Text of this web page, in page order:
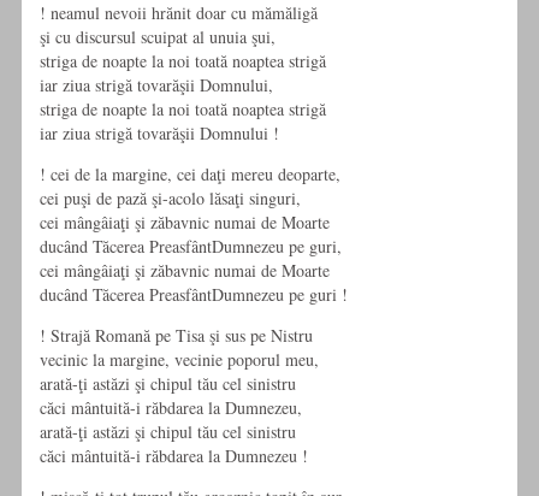
! neamul nevoii hrănit doar cu mămăligă
şi cu discursul scuipat al unuia şui,
striga de noapte la noi toată noaptea strigă
iar ziua strigă tovarăşii Domnului,
striga de noapte la noi toată noaptea strigă
iar ziua strigă tovarăşii Domnului !
! cei de la margine, cei daţi mereu deoparte,
cei puşi de pază şi-acolo lăsaţi singuri,
cei mângâiaţi şi zăbavnic numai de Moarte
ducând Tăcerea PreasfântDumnezeu pe guri,
cei mângâiaţi şi zăbavnic numai de Moarte
ducând Tăcerea PreasfântDumnezeu pe guri !
! Strajă Romană pe Tisa şi sus pe Nistru
vecinic la margine, vecinie poporul meu,
arată-ţi astăzi şi chipul tău cel sinistru
căci mântuită-i răbdarea la Dumnezeu,
arată-ţi astăzi şi chipul tău cel sinistru
căci mântuită-i răbdarea la Dumnezeu !